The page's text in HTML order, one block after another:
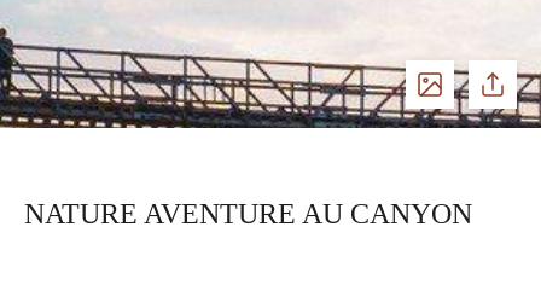
Voir
photos
NATURE AVENTURE AU CANYON